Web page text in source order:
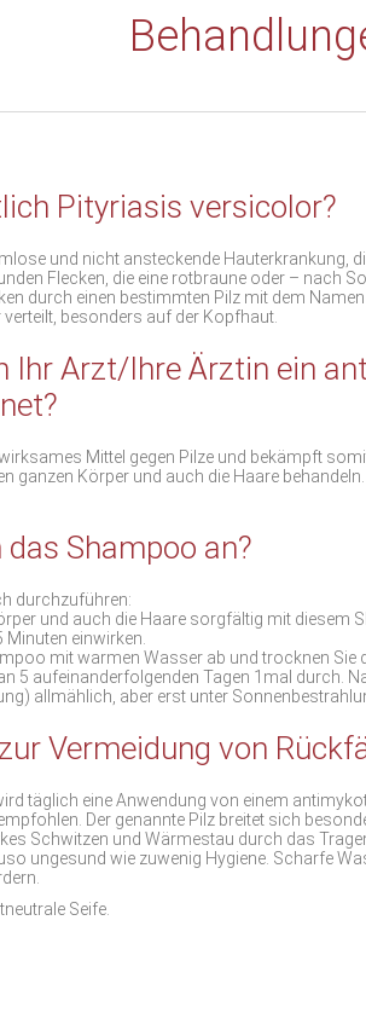
Pityriasis versicolor?
und nicht ansteckende Hauterkrankung,
Flecken, die eine rotbraune oder – nach
durch einen bestimmten Pilz mit dem
besonders auf der Kopfhaut.
Ihr Arzt/Ihre Ärztin ein
Mittel gegen Pilze und bekämpft
ganzen Körper und auch die Haare
Shampoo an?
durchzuführen:
und auch die Haare sorgfältig mit diesem
Minuten einwirken.
mit warmen Wasser ab und trocknen Sie
5 aufeinanderfolgenden Tagen 1mal durch.
allmählich, aber erst unter
Vermeidung von
täglich eine Anwendung von einem
Der genannte Pilz breitet sich
Schwitzen und Wärmestau durch das
ungesund wie zuwenig Hygiene. Scharfe
Seife.